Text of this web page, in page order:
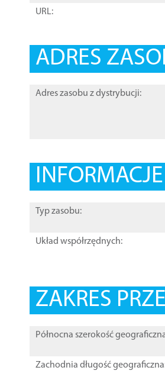
URL:
ADRES
Adres zasobu z dystrybucji:
Typ zasobu:
Układ współrzędnych:
ZAKRES
Północna szerokość
Zachodnia długość